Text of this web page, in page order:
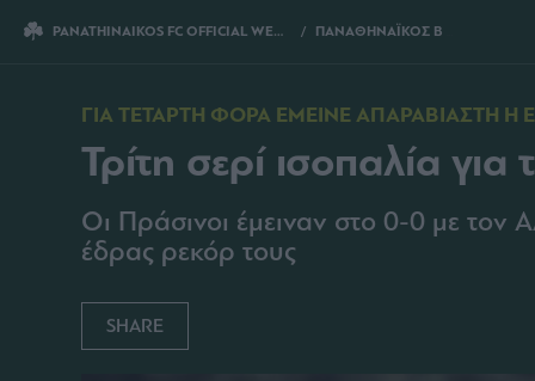
PANATHINAIKOS FC OFFICIAL WEBSITE ΠΑΝΑΘΗΝΑΪΚΟΣ Β ΤΡΙΤΗ ΣΕΡΙ
ΓΙΑ ΤΕΤΑΡΤΗ ΦΟΡΑ ΕΜΕΙΝΕ ΑΠΑΡΑΒΙΑΣΤΗ Η
Τρίτη σερί ισοπαλία
Οι Πράσινοι έμειναν στο 0-0 με τον
έδρας ρεκόρ τους
SHARE